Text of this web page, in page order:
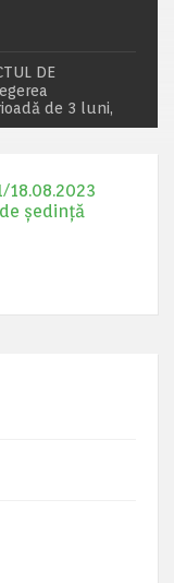
DE
de 3 luni,
18.08.2023
şedinţă